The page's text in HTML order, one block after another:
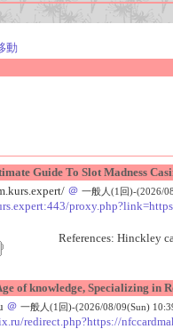
動
Guide To Slot Madness
＠ 一般人(1回)-(2026/
References: Hinckley
of knowledge, Specializing in
＠ 一般人(1回)-(2026/08/09(Sun)
redirect.php?https://